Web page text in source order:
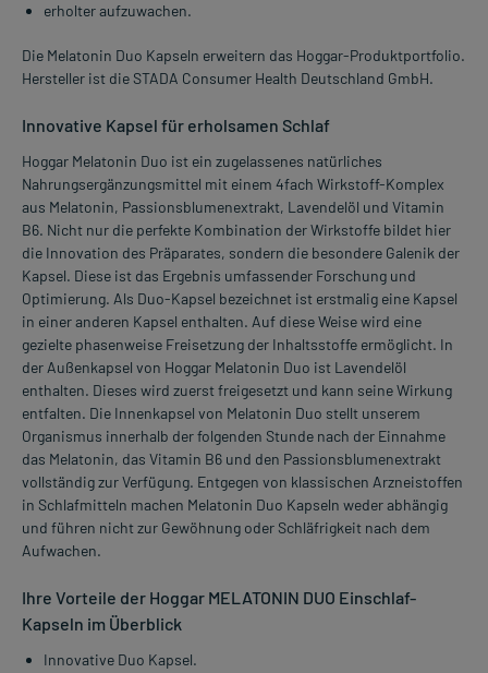
erholter aufzuwachen.
Die Melatonin Duo Kapseln erweitern das Hoggar-Produktportfolio.
Hersteller ist die STADA Consumer Health Deutschland GmbH.
Innovative Kapsel für erholsamen Schlaf
Hoggar Melatonin Duo ist ein zugelassenes natürliches
Nahrungsergänzungsmittel mit einem 4fach Wirkstoff-Komplex
aus Melatonin, Passionsblumenextrakt, Lavendelöl und Vitamin
B6. Nicht nur die perfekte Kombination der Wirkstoffe bildet hier
die Innovation des Präparates, sondern die besondere Galenik der
Kapsel. Diese ist das Ergebnis umfassender Forschung und
Optimierung. Als Duo-Kapsel bezeichnet ist erstmalig eine Kapsel
in einer anderen Kapsel enthalten. Auf diese Weise wird eine
gezielte phasenweise Freisetzung der Inhaltsstoffe ermöglicht. In
der Außenkapsel von Hoggar Melatonin Duo ist Lavendelöl
enthalten. Dieses wird zuerst freigesetzt und kann seine Wirkung
entfalten. Die Innenkapsel von Melatonin Duo stellt unserem
Organismus innerhalb der folgenden Stunde nach der Einnahme
das Melatonin, das Vitamin B6 und den Passionsblumenextrakt
vollständig zur Verfügung. Entgegen von klassischen Arzneistoffen
in Schlafmitteln machen Melatonin Duo Kapseln weder abhängig
und führen nicht zur Gewöhnung oder Schläfrigkeit nach dem
Aufwachen.
Ihre Vorteile der Hoggar MELATONIN DUO Einschlaf-
Kapseln im Überblick
Innovative Duo Kapsel.